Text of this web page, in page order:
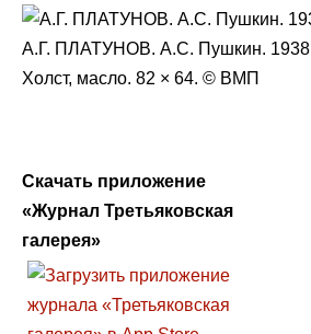
А.Г. ПЛАТУНОВ. А.С. Пушкин. 1938
Холст, масло. 82 × 64. © ВМП
Скачать приложение
«Журнал Третьяковская
галерея»